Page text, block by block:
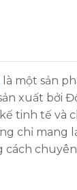
là một sản
xuất bởi
tinh tế và
chỉ mang
cách